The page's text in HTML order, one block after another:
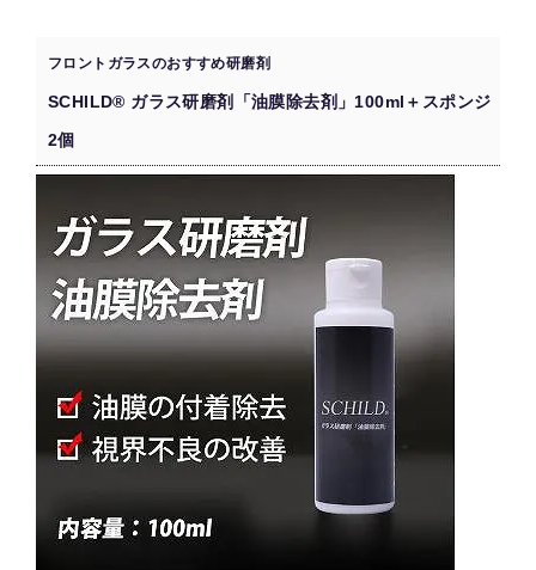
フロントガラスのおすすめ研磨剤
SCHILD® ガラス研磨剤「油膜除去剤」100ml＋スポンジ
2個